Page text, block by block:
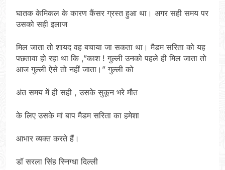
घातक केमिकल के कारण कैंसर ग्रस्त हुआ था। अगर सही समय पर
उसको सही इलाज
मिल जाता तो शायद वह बचाया जा सकता था। मैडम सरिता को यह
पछतावा हो रहा था कि ,”काश ! गुल्ली उनको पहले ही मिल जाता तो
आज गुल्ली ऐसे तो नहीं जाता।” गुल्ली को
अंत समय में ही सही , उसके सुकून भरे मौत
के लिए उसके मां बाप मैडम सरिता का हमेशा
आभार व्यक्त करते हैं।
डॉ सरला सिंह स्निग्धा दिल्ली